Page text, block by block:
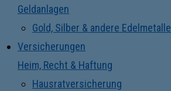
Geldanlagen
Gold, Silber & andere Edelmetalle
Versicherungen
Heim, Recht & Haftung
Hausratversicherung